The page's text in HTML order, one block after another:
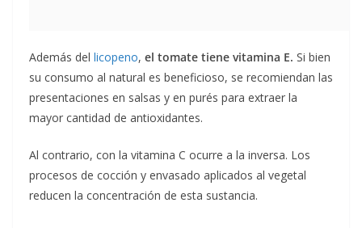
Además del licopeno, el tomate tiene vitamina E. Si bien
su consumo al natural es beneficioso, se recomiendan las
presentaciones en salsas y en purés para extraer la
mayor cantidad de antioxidantes.
Al contrario, con la vitamina C ocurre a la inversa. Los
procesos de cocción y envasado aplicados al vegetal
reducen la concentración de esta sustancia.